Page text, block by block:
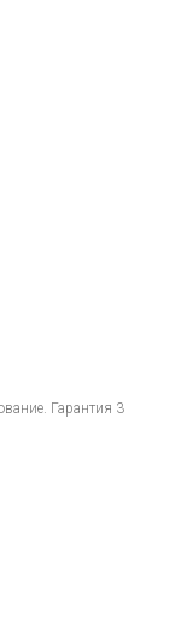
Гарантия 3